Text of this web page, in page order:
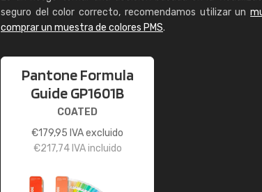
seguro del color correcto, recomendamos utilizar un
comprar un muestra de colores PMS.
Pantone Formula
Guide GP1601B
COATED
€179,95 IVA excluido
€217,74IVA incluido